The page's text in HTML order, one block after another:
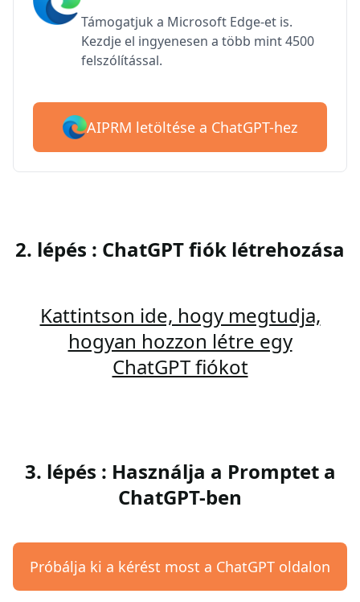
Támogatjuk a Microsoft Edge-et is.
Kezdje el ingyenesen a több mint 4500
felszólítással.
AIPRM letöltése a ChatGPT-hez
2. lépés : ChatGPT fiók létrehozása
Kattintson ide, hogy megtudja,
hogyan hozzon létre egy
ChatGPT fiókot
3. lépés : Használja a Promptet a
ChatGPT-ben
Próbálja ki a kérést most a ChatGPT oldalon